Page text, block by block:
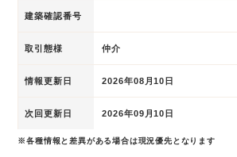
建築確認番号
取引態様 仲介
情報更新日 2026年08月10日
次回更新日 2026年09月10日
※各種情報と差異がある場合は現況優先となります